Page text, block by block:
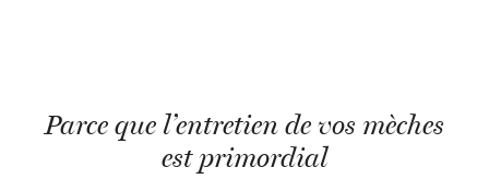
Parce que l’entretien de vos mèches
est primordial